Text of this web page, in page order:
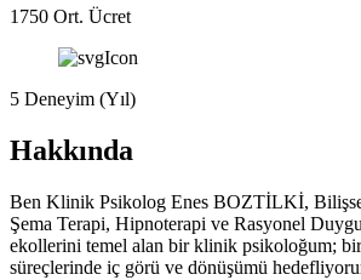
1750 Ort. Ücret
5 Deneyim (Yıl)
Hakkında
Ben Klinik Psikolog Enes BOZTİLKİ,
Şema Terapi, Hipnoterapi ve Rasyonel
ekollerini temel alan bir klinik psikoloğum;
süreçlerinde iç görü ve dönüşümü